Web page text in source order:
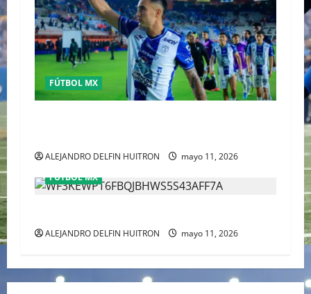
FÚTBOL MX
ALEJANDRO DELFIN HUITRON
mayo 11, 2026
FÚTBOL MX
ALEJANDRO DELFIN HUITRON mayo 11, 2026